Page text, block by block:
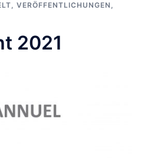
, VERÖFFENTLICHUNGEN ,
2021